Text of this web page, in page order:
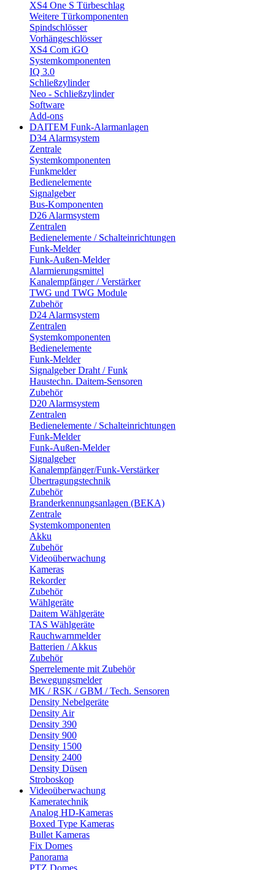
XS4 One S Türbeschlag
Weitere Türkomponenten
Spindschlösser
Vorhängeschlösser
XS4 Com iGO
Systemkomponenten
IQ 3.0
Schließzylinder
Neo - Schließzylinder
Software
Add-ons
DAITEM Funk-Alarmanlagen
D34 Alarmsystem
Zentrale
Systemkomponenten
Funkmelder
Bedienelemente
Signalgeber
Bus-Komponenten
D26 Alarmsystem
Zentralen
Bedienelemente / Schalteinrichtungen
Funk-Melder
Funk-Außen-Melder
Alarmierungsmittel
Kanalempfänger / Verstärker
TWG und TWG Module
Zubehör
D24 Alarmsystem
Zentralen
Systemkomponenten
Bedienelemente
Funk-Melder
Signalgeber Draht / Funk
Haustechn. Daitem-Sensoren
Zubehör
D20 Alarmsystem
Zentralen
Bedienelemente / Schalteinrichtungen
Funk-Melder
Funk-Außen-Melder
Signalgeber
Kanalempfänger/Funk-Verstärker
Übertragungstechnik
Zubehör
Branderkennungsanlagen (BEKA)
Zentrale
Systemkomponenten
Akku
Zubehör
Videoüberwachung
Kameras
Rekorder
Zubehör
Wählgeräte
Daitem Wählgeräte
TAS Wählgeräte
Rauchwarnmelder
Batterien / Akkus
Zubehör
Sperrelemente mit Zubehör
Bewegungsmelder
MK / RSK / GBM / Tech. Sensoren
Density Nebelgeräte
Density Air
Density 390
Density 900
Density 1500
Density 2400
Density Düsen
Stroboskop
Videoüberwachung
Kameratechnik
Analog HD-Kameras
Boxed Type Kameras
Bullet Kameras
Fix Domes
Panorama
PTZ Domes